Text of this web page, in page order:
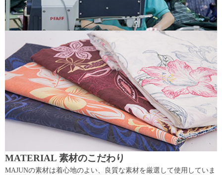
MATERIAL 素材のこだわり
MAJUNの素材は着心地のよい、良質な素材を厳選して使用していま